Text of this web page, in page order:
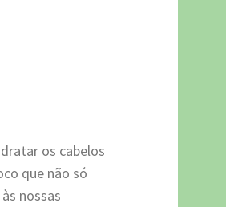
os cabelos
que não só
nossas